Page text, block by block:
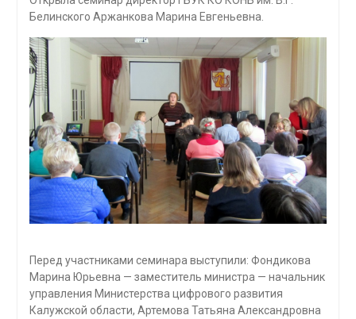
Белинского Аржанкова Марина Евгеньевна.
Перед участниками семинара выступили: Фондикова
Марина Юрьевна — заместитель министра — начальник
управления Министерства цифрового развития
Калужской области, Артемова Татьяна Александровна